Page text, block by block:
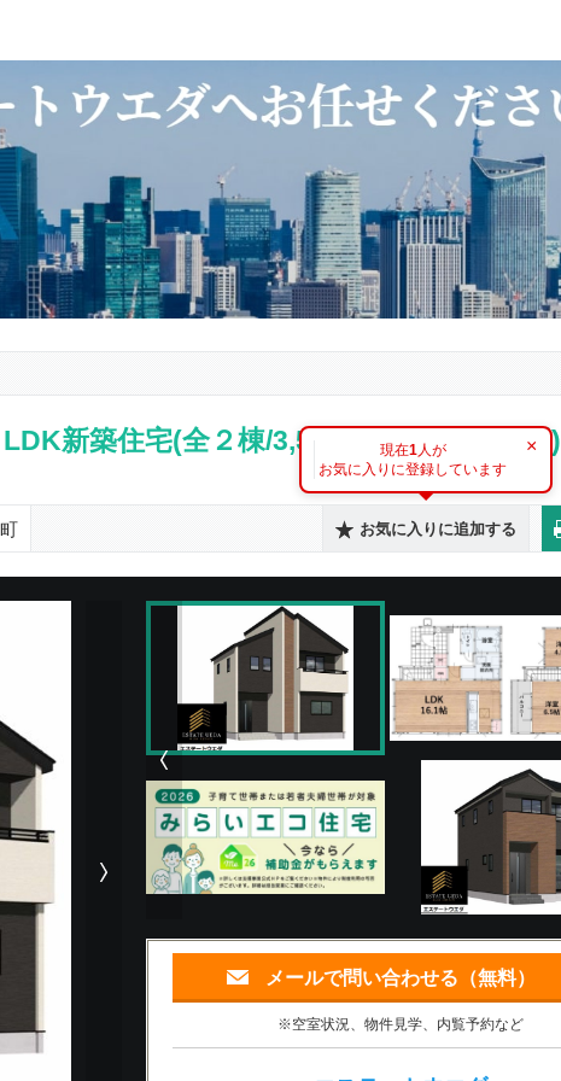
新築住宅(全２棟/3,598万円・3,798万円)
お気に入りに追加する
×
現在1 人が
お気に入りに登録しています
メールで問い合わせる（無料）
※空室状況、物件見学、内覧予約など
次の物件画像